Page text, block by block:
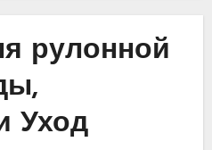
рулонной
Уход